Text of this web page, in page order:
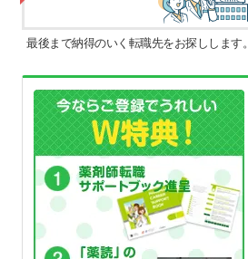
最後まで納得のいく転職先をお探しします。